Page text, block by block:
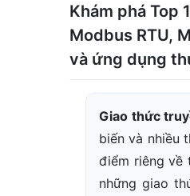
Khám phá Top
Modbus RTU,
và ứng dụng
Giao thức
biến và nhiều
điểm riêng về
những giao